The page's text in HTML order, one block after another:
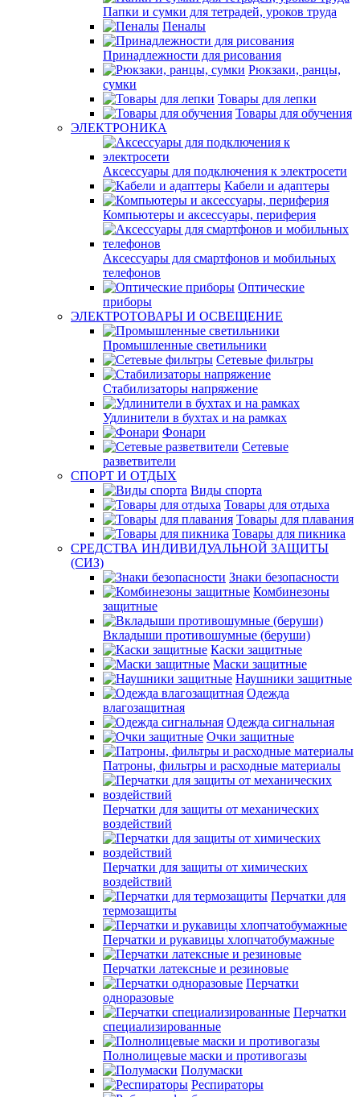
Папки и сумки для тетрадей, уроков труда
Пеналы
Принадлежности для рисования
Рюкзаки, ранцы,
сумки
Товары для лепки
Товары для обучения
ЭЛЕКТРОНИКА
Аксессуары для подключения к электросети
Кабели и адаптеры
Компьютеры и аксессуары, периферия
Аксессуары для смартфонов и мобильных
телефонов
Оптические
приборы
ЭЛЕКТРОТОВАРЫ И ОСВЕЩЕНИЕ
Промышленные светильники
Сетевые фильтры
Стабилизаторы напряжение
Удлинители в бухтах и на рамках
Фонари
Сетевые
разветвители
СПОРТ И ОТДЫХ
Виды спорта
Товары для отдыха
Товары для плавания
Товары для пикника
СРЕДСТВА ИНДИВИДУАЛЬНОЙ ЗАЩИТЫ
(СИЗ)
Знаки безопасности
Комбинезоны
защитные
Вкладыши противошумные (беруши)
Каски защитные
Маски защитные
Наушники защитные
Одежда
влагозащитная
Одежда сигнальная
Очки защитные
Патроны, фильтры и расходные материалы
Перчатки для защиты от механических
воздействий
Перчатки для защиты от химических
воздействий
Перчатки для
термозащиты
Перчатки и рукавицы хлопчатобумажные
Перчатки латексные и резиновые
Перчатки
одноразовые
Перчатки
специализированные
Полнолицевые маски и противогазы
Полумаски
Респираторы